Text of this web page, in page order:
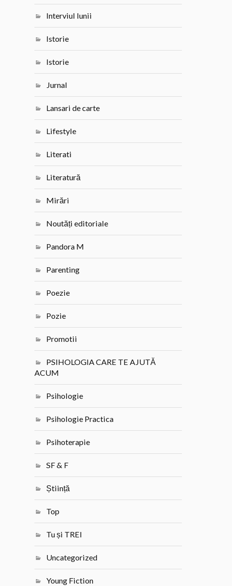
Interviul lunii
Istorie
Istorie
Jurnal
Lansari de carte
Lifestyle
Literati
Literatură
Mirări
Noutăți editoriale
Pandora M
Parenting
Poezie
Pozie
Promotii
PSIHOLOGIA CARE TE AJUTĂ
ACUM
Psihologie
Psihologie Practica
Psihoterapie
SF & F
Știință
Top
Tu și TREI
Uncategorized
Young Fiction